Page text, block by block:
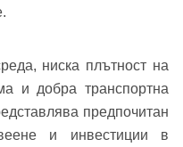
ниска плътност на
и добра транспортна
предпочитан
и инвестиции в
най-бързо.